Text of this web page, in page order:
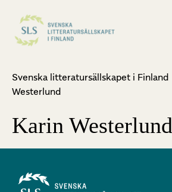
Svenska litteratursällskapet i Finland
Westerlund
Karin Westerlund